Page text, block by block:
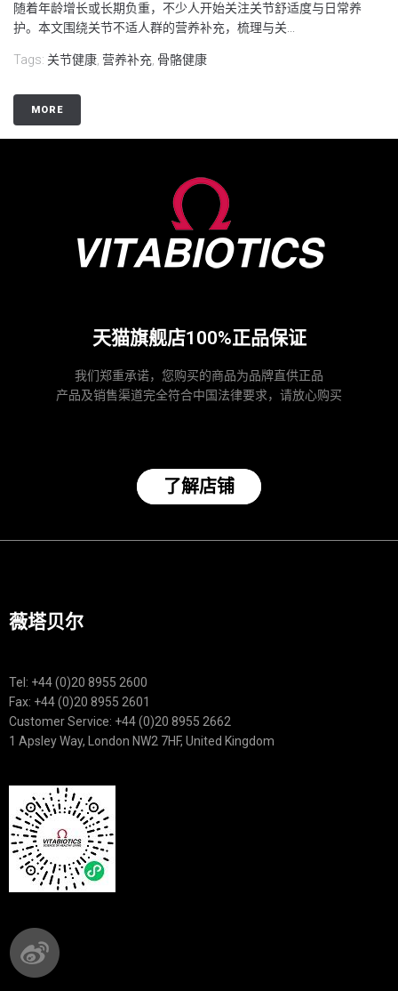
随着年龄增长或长期负重，不少人开始关注关节舒适度与日常养
护。本文围绕关节不适人群的营养补充，梳理与关...
Tags: 关节健康, 营养补充, 骨骼健康
MORE
天猫旗舰店100%正品保证
我们郑重承诺，您购买的商品为品牌直供正品
产品及销售渠道完全符合中国法律要求，请放心购买
了解店铺
薇塔贝尔
Tel: +44 (0)20 8955 2600
Fax: +44 (0)20 8955 2601
Customer Service: +44 (0)20 8955 2662
1 Apsley Way, London NW2 7HF, United Kingdom